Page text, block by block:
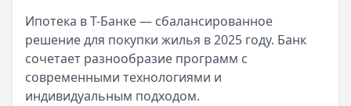
Ипотека в Т-Банке — сбалансированное
решение для покупки жилья в 2025 году. Банк
сочетает разнообразие программ с
современными технологиями и
индивидуальным подходом.